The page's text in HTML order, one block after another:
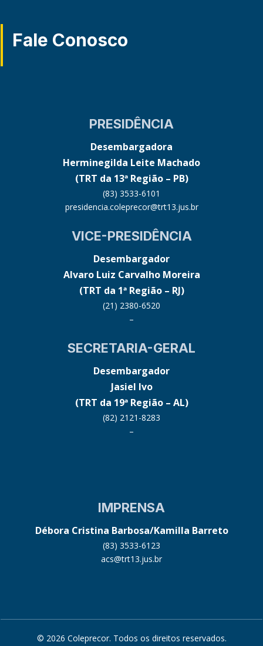
Fale Conosco
PRESIDÊNCIA
Desembargadora
Herminegilda Leite Machado
(TRT da 13ª Região – PB)
(83) 3533-6101
presidencia.coleprecor@trt13.jus.br
VICE-PRESIDÊNCIA
Desembargador
Alvaro Luiz Carvalho Moreira
(TRT da 1ª Região – RJ)
(21) 2380-6520
–
SECRETARIA-GERAL
Desembargador
Jasiel Ivo
(TRT da 19ª Região – AL)
(82) 2121-8283
–
IMPRENSA
Débora Cristina Barbosa/Kamilla Barreto
(83) 3533-6123
acs@trt13.jus.br
© 2026 Coleprecor. Todos os direitos reservados.